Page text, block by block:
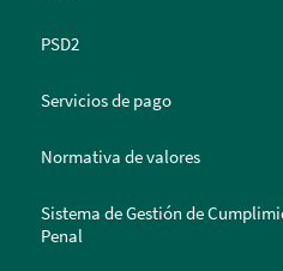
PSD2
Servicios de pago
Normativa de valores
Sistema de Gestión de
Penal